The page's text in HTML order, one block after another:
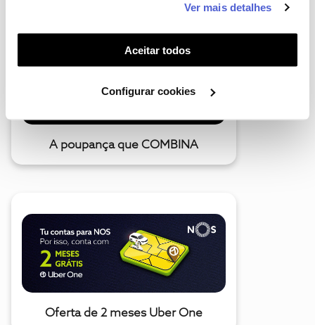
funcionalidades (cookies de personalização e
funcionalidade) e adaptar anúncios aos seus interesses
(cookies de publicidade personalizada). Pode gerir a
utilização dos cookies clicando em "Configurar
Ver mais detalhes
Aceitar todos
Configurar cookies
A poupança que COMBINA
Oferta de 2 meses Uber One